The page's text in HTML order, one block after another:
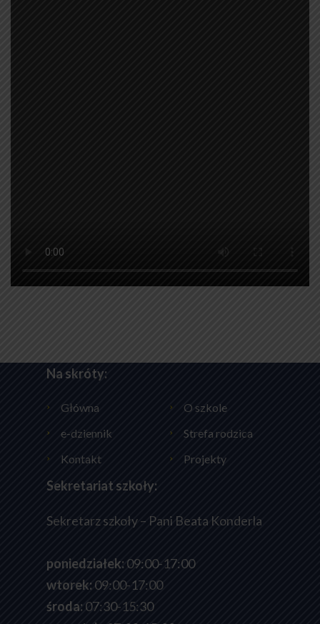
Na skróty:
Główna
O szkole
e-dziennik
Strefa rodzica
Kontakt
Projekty
Sekretariat szkoły:
Sekretarz szkoły – Pani Beata Konderla
poniedziałek: 09:00-17:00
wtorek: 09:00-17:00
środa: 07:30-15:30